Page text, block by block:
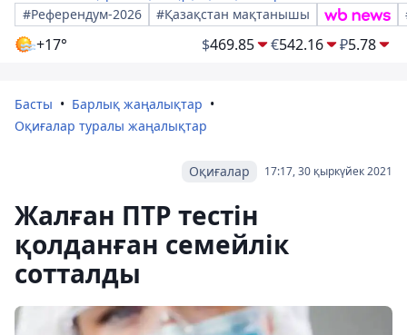
#Референдум-2026
#Қазақстан мақтанышы
+17° $469.85 €542.16 ₽5.78
Басты
Барлық жаңалықтар
Оқиғалар туралы жаңалықтар
17:17, 30 қыркүйек 2021
Оқиғалар
Жалған ПТР тестін
қолданған семейлік
сотталды